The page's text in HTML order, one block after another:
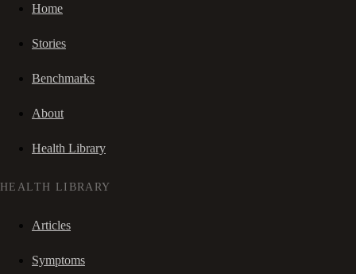
Home
Stories
Benchmarks
About
Health Library
HEALTH LIBRARY
Articles
Symptoms